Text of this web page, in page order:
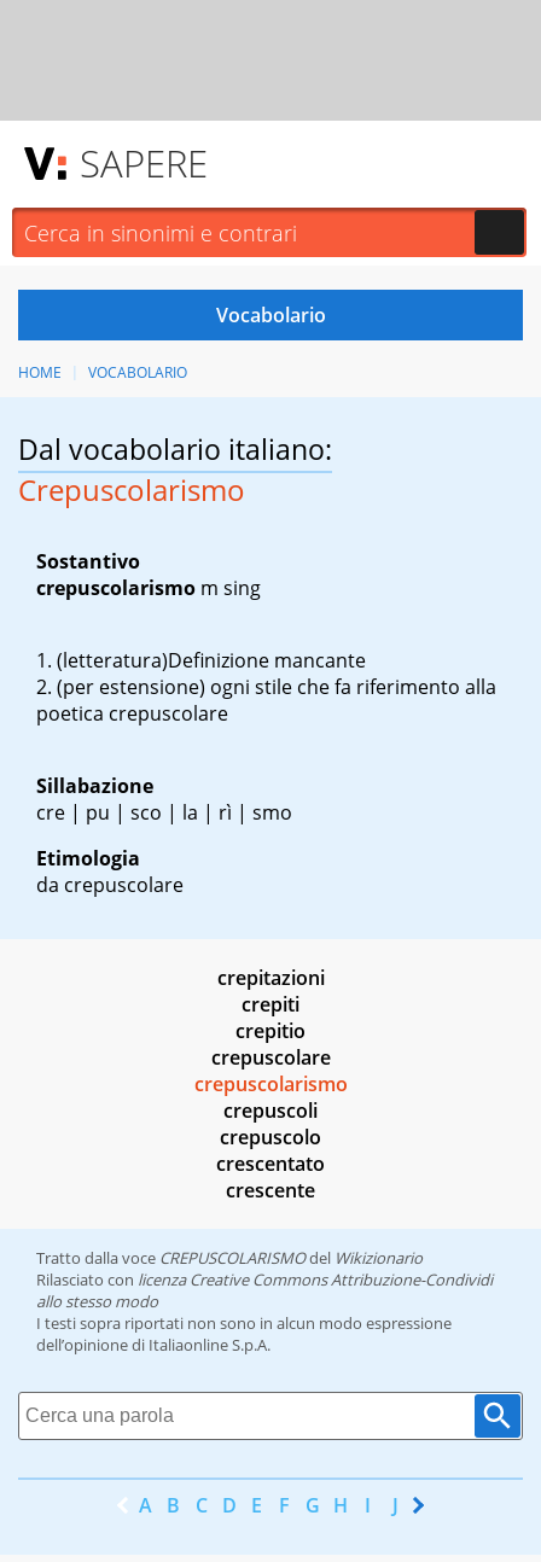
SAPERE
HOME VOCABOLARIO
Dal vocabolario italiano:
Crepuscolarismo
Sostantivo
crepuscolarismo m sing
(letteratura)Definizione mancante
(per estensione) ogni stile che fa riferimento alla
poetica crepuscolare
Sillabazione
cre | pu | sco | la | rì | smo
Etimologia
da crepuscolare
crepitazioni
crepiti
crepitio
crepuscolare
crepuscolarismo
crepuscoli
crepuscolo
crescentato
crescente
Tratto dalla voce CREPUSCOLARISMOdel Wikizionario
Rilasciato con licenza Creative Commons Attribuzione-Condividi
allo stesso modo
I testi sopra riportati non sono in alcun modo espressione
dell’opinione di Italiaonline S.p.A.
A B C D E F G H I J K